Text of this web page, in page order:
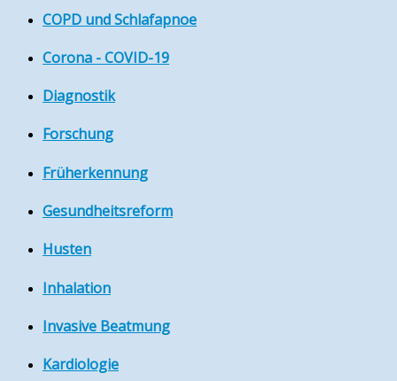
COPD und Schlafapnoe
Corona - COVID-19
Diagnostik
Forschung
Früherkennung
Gesundheitsreform
Husten
Inhalation
Invasive Beatmung
Kardiologie